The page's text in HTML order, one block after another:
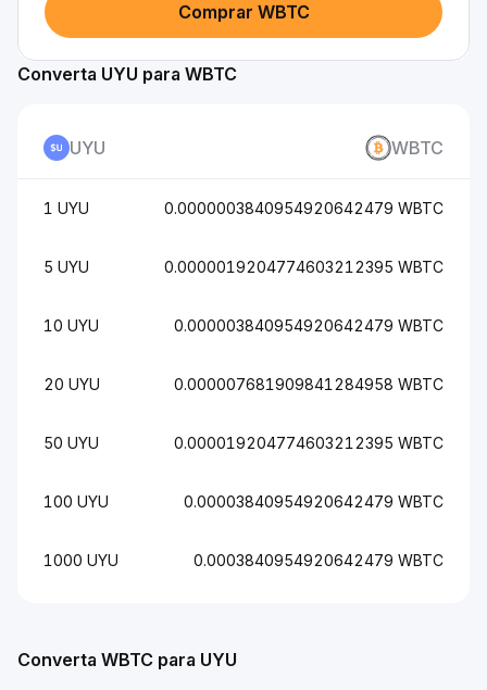
Comprar WBTC
Converta WBTC para UYU
Converta UYU para WBTC
UYU WBTC
1 UYU 0.0000003840954920642479 WBTC
5 UYU 0.0000019204774603212395 WBTC
10 UYU 0.000003840954920642479 WBTC
20 UYU 0.000007681909841284958 WBTC
50 UYU 0.000019204774603212395 WBTC
100 UYU 0.00003840954920642479 WBTC
1000 UYU 0.0003840954920642479 WBTC